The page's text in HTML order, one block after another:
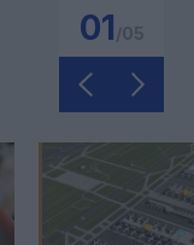
01